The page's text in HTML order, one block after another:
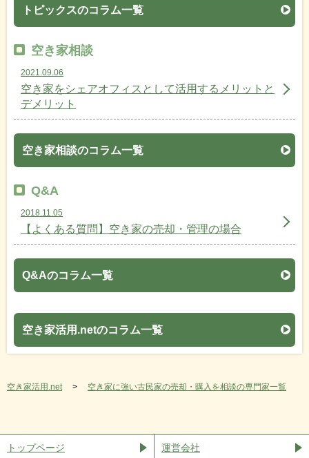
トピックスのコラム一覧
空き家相談
2021.09.06
空き家をシェアオフィスとして活用するメリットと
デメリット
空き家相談のコラム一覧
Q&A
2018.11.05
【よくある質問】空き家の売却・管理の場合
Q&Aのコラム一覧
空き家活用.netのコラム一覧
空き家活用.net 空き家に強い古民家の売却・購入を相談の専門家一覧
トップページ 運営会社